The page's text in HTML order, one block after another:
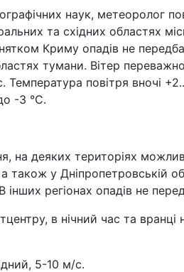
наук, метеоролог
та східних областях
Криму опадів не
тумани. Вітер
повітря вночі
-3 °С.
на деяких територіях
а також у Дніпропетровській
інших регіонах опадів не
в нічний час та вранці
5-10 м/с.